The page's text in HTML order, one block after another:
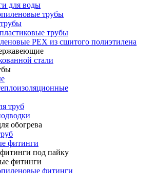
для воды
трубы
трубы
PEX из сшитого полиэтилена
стали
труб
обогрева
фитинги
под пайку
фитинги
фитинги